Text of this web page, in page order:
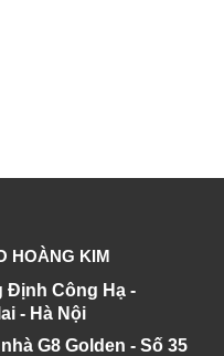
HOÀNG KIM
Định Công Hạ -
- Hà Nội
G8 Golden - Số 35